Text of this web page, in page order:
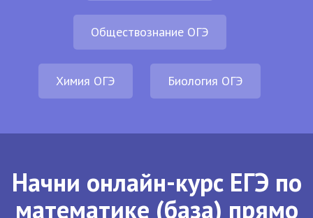
Обществознание ОГЭ
Химия ОГЭ Биология ОГЭ
Начни онлайн-курс ЕГЭ по
математике (база) прямо